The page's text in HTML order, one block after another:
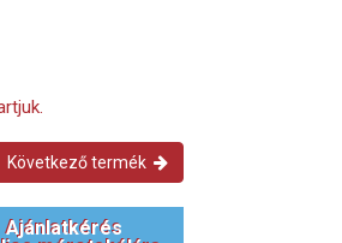
Következő termék
Ajánlatkérés